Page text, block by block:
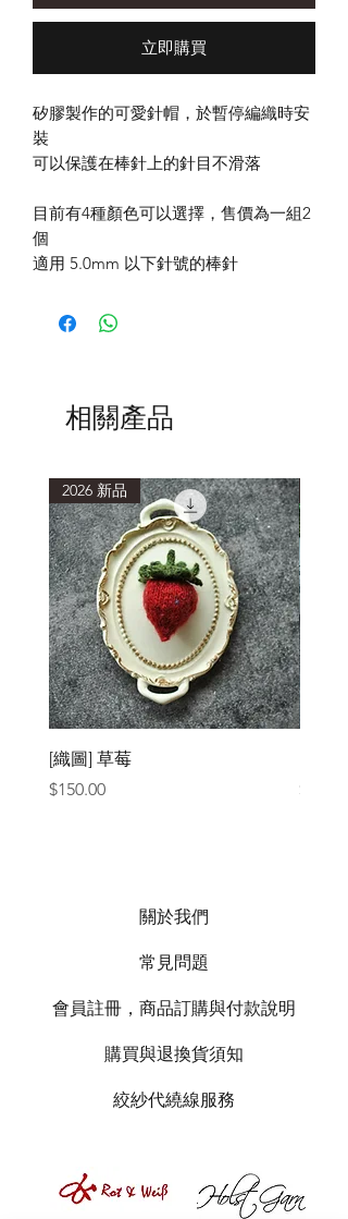
立即購買
矽膠製作的可愛針帽，於暫停編織時安
裝
可以保護在棒針上的針目不滑落
目前有4種顏色可以選擇，售價為一組2
個
適用 5.0mm 以下針號的棒針
相關產品
2026 新品
[織圖] 草莓
價格
$150.00
價格
關於我們
常見問題
會員註冊，商品訂購與付款說明
購買與退換貨須知
絞紗代繞線服務